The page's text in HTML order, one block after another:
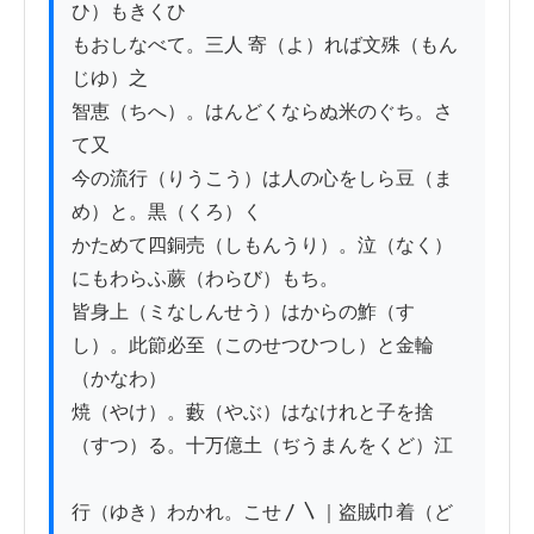
ひ）もきくひ
もおしなべて。三人 寄（よ）れば文殊（もん
じゆ）之
智恵（ちへ）。はんどくならぬ米のぐち。さ
て又
今の流行（りうこう）は人の心をしら豆（ま
め）と。黒（くろ）く
かためて四銅売（しもんうり）。泣（なく）
にもわらふ蕨（わらび）もち。
皆身上（ミなしんせう）はからの鮓（す
し）。此節必至（このせつひつし）と金輪
（かなわ）
焼（やけ）。藪（やぶ）はなけれと子を捨
（すつ）る。十万億土（ぢうまんをくど）江
行（ゆき）わかれ。こせ〳〵｜盗賊巾着（ど